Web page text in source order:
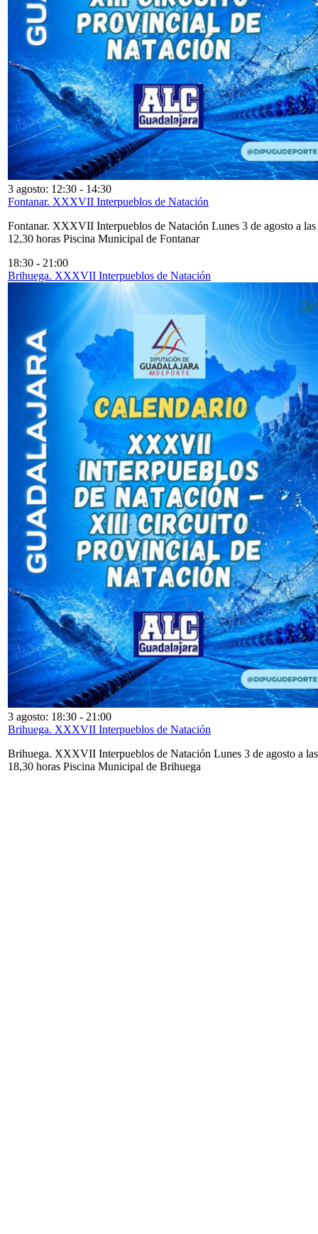
3 agosto: 12:30 - 14:30
Fontanar. XXXVII Interpueblos de Natación
Fontanar. XXXVII Interpueblos de Natación Lunes 3 de agosto a las
12,30 horas Piscina Municipal de Fontanar
18:30 - 21:00
Brihuega. XXXVII Interpueblos de Natación
3 agosto: 18:30 - 21:00
Brihuega. XXXVII Interpueblos de Natación
Brihuega. XXXVII Interpueblos de Natación Lunes 3 de agosto a las
18,30 horas Piscina Municipal de Brihuega